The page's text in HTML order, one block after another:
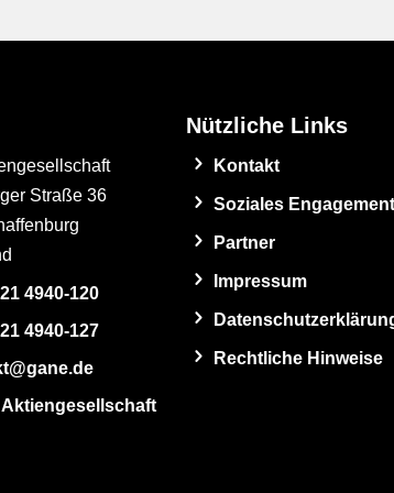
Straße 36
4940-120
4940-127
Aktiengesellschaft
Nützliche Links
Kontakt
Soziales
Partner
Impressum
Rechtliche Hinweise